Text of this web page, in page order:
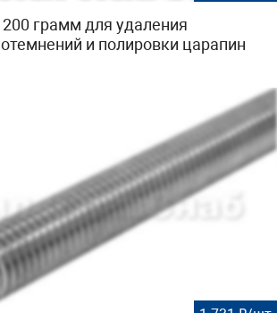
грамм для удаления
и полировки царапин